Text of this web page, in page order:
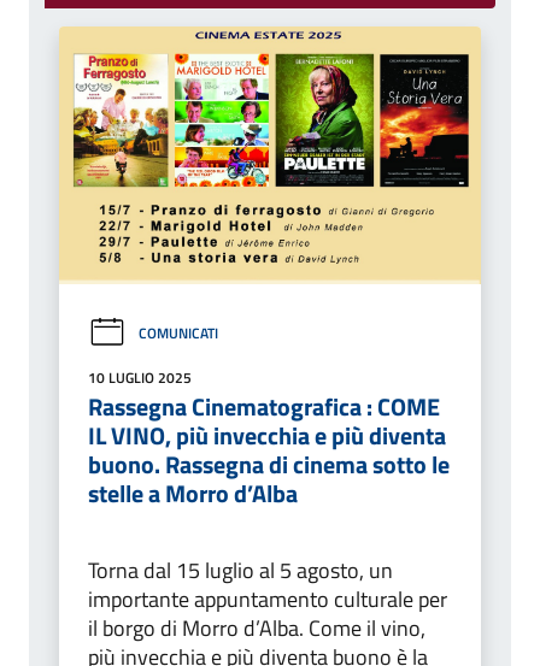
COMUNICATI
10 LUGLIO 2025
Rassegna Cinematografica : COME
IL VINO, più invecchia e più diventa
buono. Rassegna di cinema sotto le
stelle a Morro d’Alba
Torna dal 15 luglio al 5 agosto, un
importante appuntamento culturale per
il borgo di Morro d’Alba. Come il vino,
più invecchia e più diventa buono è la